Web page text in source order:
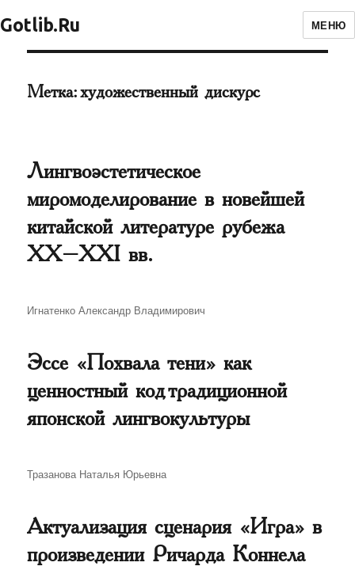
Gotlib.Ru МЕНЮ
Метка:художественный дискурс
Лингвоэстетическое
миромоделирование в новейшей
китайской литературе рубежа
ХХ–XXI вв.
Автор
Игнатенко Александр Владимирович
Эссе «Похвала тени» как
ценностный код традиционной
японской лингвокультуры
Автор
Тразанова Наталья Юрьевна
Актуализация сценария «Игра» в
произведении Ричарда Коннела